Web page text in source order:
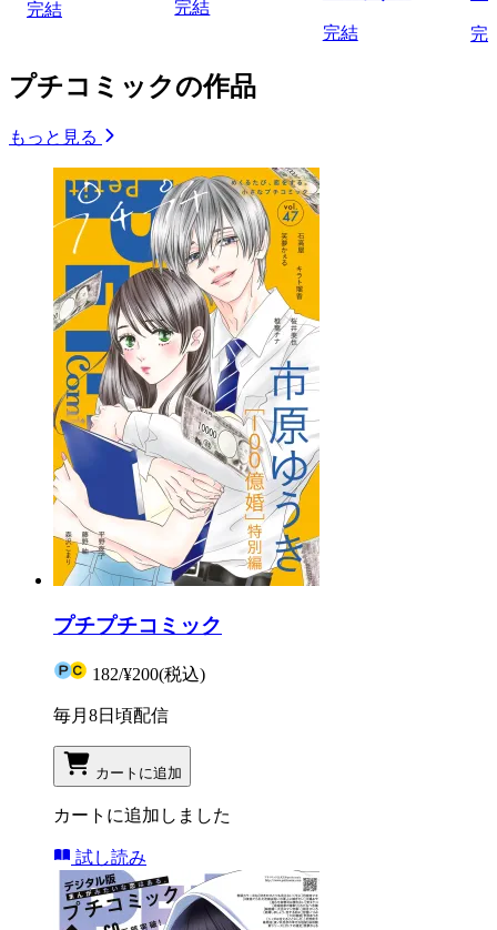
完結 完結
完結 完
プチコミックの作品
もっと見る
プチプチコミック
182/¥200(税込)
毎月8日頃配信
カートに追加
カートに追加しました
試し読み